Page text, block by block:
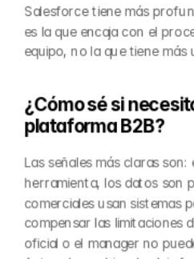
Salesforce tiene más
es la que encaja con el
equipo, no la que tiene más
¿Cómo sé si
plataforma B2B?
Las señales más claras
herramienta, los datos son
comerciales usan sistemas
compensar las limitaciones
oficial o el manager no